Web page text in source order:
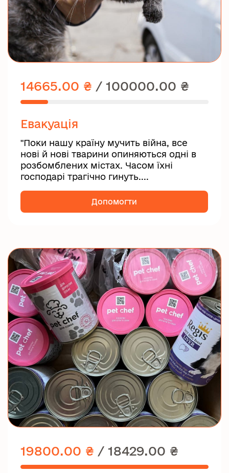
14665.00 ₴ / 100000.00 ₴
Евакуація
"Поки нашу країну мучить війна, все
нові й нові тварини опиняються одні в
розбомблених містах. Часом їхні
господарі трагічно гинуть....
Допомогти
19800.00 ₴ / 18429.00 ₴